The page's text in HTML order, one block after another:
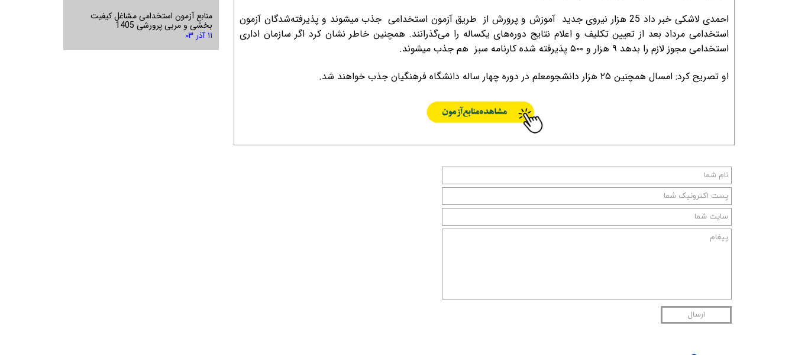
احمدی لاشکی خبر داد 25 هزار نیروی جدید آموزش و پرورش از طریق آزمون استخدامی جذب میشوند و پذیرفته‌شدگان آزمون
استخدامی مرداد بعد از تعیین تکلیف و اعلام نتایج دوره‌های یکساله را می‌گذرانند. همچنین خاطر نشان کرد اگر سازمان اداری
استخدامی مجوز لازم را بدهد ۹ هزار و ۵۰۰ پذیرفته شده کارنامه سبز هم جذب میشوند.
او تصریح کرد: امسال همچنین ۲۵ هزار دانشجومعلم در دوره چهار ساله دانشگاه فرهنگیان جذب خواهند شد.
ارسال
منابع آزمون استخدامی مشاغل کیفیت
بخشی و مربی پرورشی 1405
۱۱ آذر ۰۳